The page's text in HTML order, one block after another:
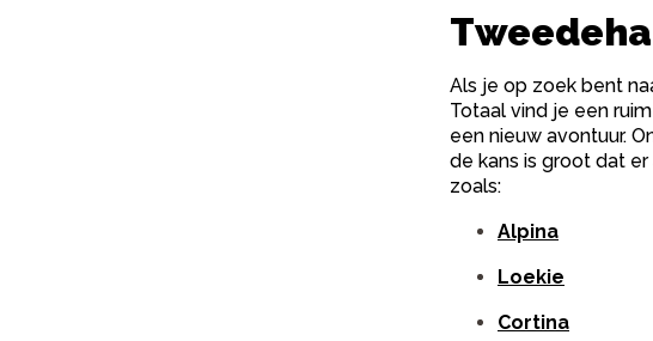
Als je op zoek bent
Totaal vind je een
een nieuw avontuur.
de kans is groot dat
zoals:
Alpina
Loekie
Cortina